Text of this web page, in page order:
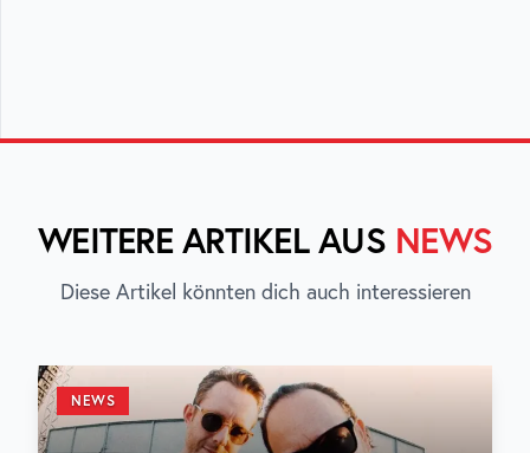
WEITERE ARTIKEL AUS NEWS
Diese Artikel könnten dich auch interessieren
NEWS